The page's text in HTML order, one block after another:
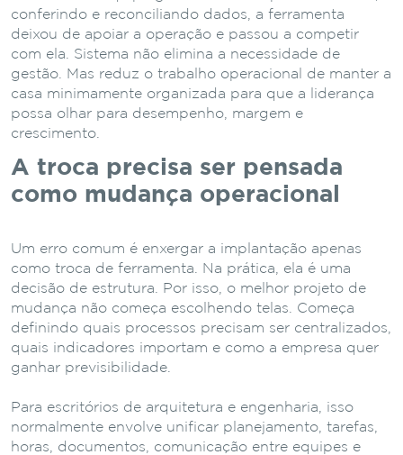
conferindo e reconciliando dados, a ferramenta
deixou de apoiar a operação e passou a competir
com ela. Sistema não elimina a necessidade de
gestão. Mas reduz o trabalho operacional de manter a
casa minimamente organizada para que a liderança
possa olhar para desempenho, margem e
crescimento.
A troca precisa ser pensada
como mudança operacional
Um erro comum é enxergar a implantação apenas
como troca de ferramenta. Na prática, ela é uma
decisão de estrutura. Por isso, o melhor projeto de
mudança não começa escolhendo telas. Começa
definindo quais processos precisam ser centralizados,
quais indicadores importam e como a empresa quer
ganhar previsibilidade.
Para escritórios de arquitetura e engenharia, isso
normalmente envolve unificar planejamento, tarefas,
horas, documentos, comunicação entre equipes e